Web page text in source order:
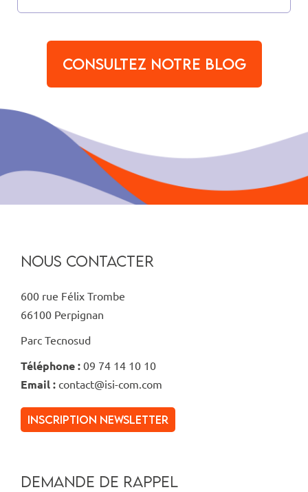
Consultez notre blog
NOUS CONTACTER
600 rue Félix Trombe
66100 Perpignan
Parc Tecnosud
Téléphone : 09 74 14 10 10
Email : contact@isi-com.com
inscription newsletter
DEMANDE DE RAPPEL